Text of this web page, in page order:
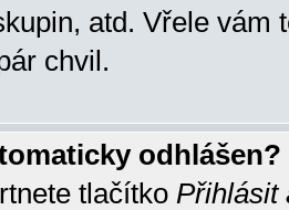
atd. Vřele vám
chvil.
odhlášen?
tlačítko Přihlásit